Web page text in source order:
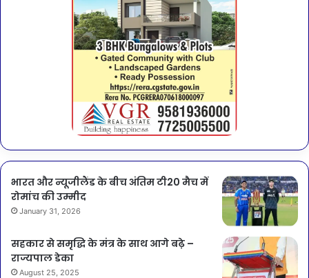
भारत और न्यूजीलैंड के बीच अंतिम टी20 मैच में
रोमांच की उम्मीद
January 31, 2026
सहकार से समृद्धि के मंत्र के साथ आगे बढ़े –
राज्यपाल डेका
August 25, 2025